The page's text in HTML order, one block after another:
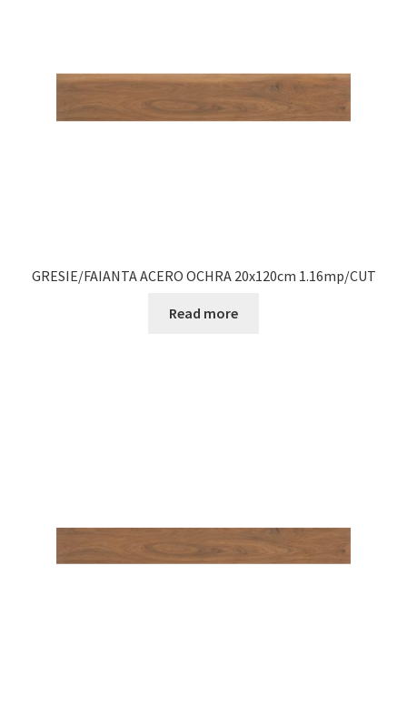
Politică de confidențialitate
GRESIE/FAIANTA ACERO OCHRA 20x120cm 1.16mp/CUT
Read more